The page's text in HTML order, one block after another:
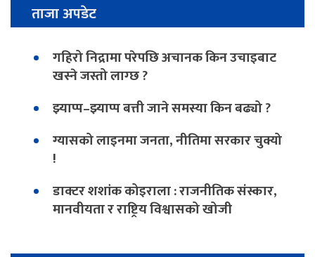
ताजा अपडेट
गहिरो निद्रामा परेपछि अचानक किन उचाइबाट
खस्ने जस्तो लाग्छ ?
झ्याप्प–झ्याप्प बत्ती जाने समस्या किन बढ्यो ?
ग्यासको लाइनमा जनता, नीतिमा सरकार चुक्यो
!
डाक्टर शशांक कोइराला : राजनीतिक संस्कार,
मानवीयता र राष्ट्रिय विश्वासको खोजी